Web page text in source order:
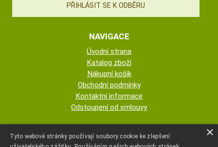
NAVIGACE
Úvodní strana
Katalog zboží
Nákupní košík
Obchodní podmínky
Kontaktní informace
Odstoupení od smlouvy
×
Tyto webové stránky používají soubory cookie ke zlepšení